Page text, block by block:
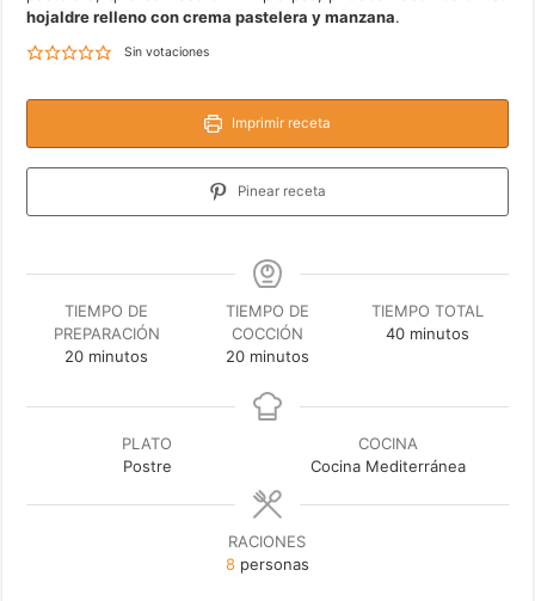
hojaldre relleno con crema pastelera y manzana.
Sin votaciones
Imprimir receta
Pinear receta
TIEMPO DE
PREPARACIÓN
20minutos
minutos
TIEMPO DE
COCCIÓN
20minutos
minutos
TIEMPO TOTAL
40minutos
minutos
PLATO
Postre
COCINA
Cocina Mediterránea
RACIONES
8 personas